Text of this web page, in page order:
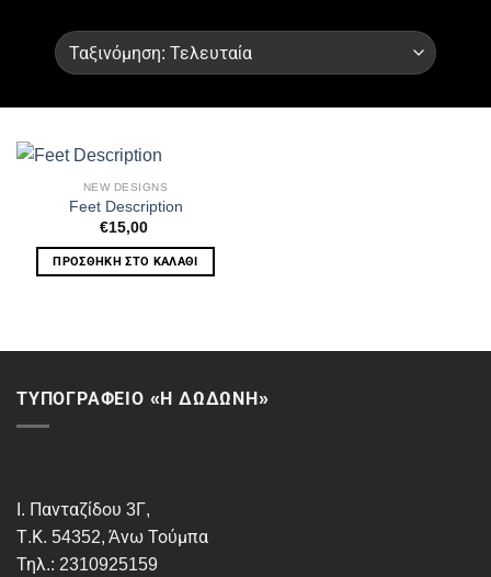
NEW DESIGNS
Feet Description
€15,00
ΠΡΟΣΘΉΚΗ ΣΤΟ ΚΑΛΆΘΙ
ΤΥΠΟΓΡΑΦΕΙΟ «Η ΔΩΔΩΝΗ»
Ι. Πανταζίδου 3Γ,
Τ.Κ. 54352, Άνω Τούμπα
Τηλ.: 2310925159